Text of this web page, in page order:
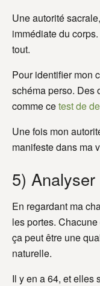
Une autorité
immédiate du
tout.
Pour identifier mon
schéma perso. Des
comme cetest de
Une fois mon
manifeste dans ma
5)
En regardant ma
les portes.
ça peut être une
naturelle.
Il y en a 64, et elles